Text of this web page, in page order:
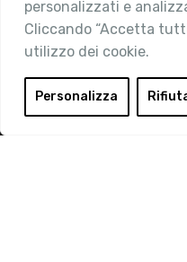
personalizzati e
Cliccando “Accetta
utilizzo dei cookie.
Personalizza
Contatti
Area Riservata
Login
Diventa Socio